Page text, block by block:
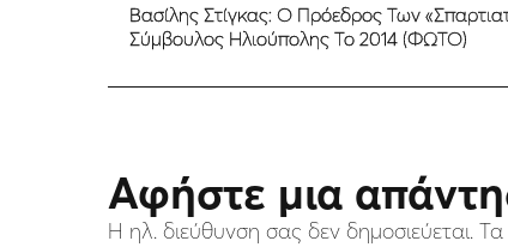
Βασίλης Στίγκας: Ο Πρόεδρος Των
Σύμβουλος Ηλιούπολης Το 2014 (ΦΩΤΟ)
Αφήστε μια
Η ηλ. διεύθυνση σας δεν δημοσιεύεται. Τα